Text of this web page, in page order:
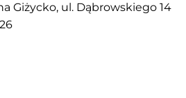
Giżycko, ul. Dąbrowskiego 14